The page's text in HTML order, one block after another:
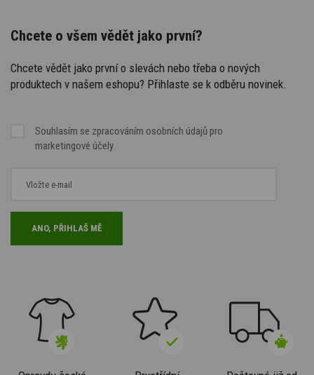
Chcete o všem vědět jako první?
Chcete vědět jako první o slevách nebo třeba o nových
produktech v našem eshopu? Přihlaste se k odběru novinek.
Souhlasím se zpracováním osobních údajů pro
marketingové účely